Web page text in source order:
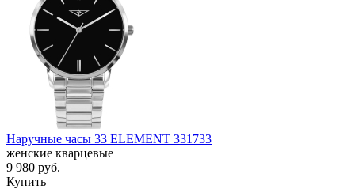
Наручные часы 33 ELEMENT 331733
женские кварцевые
9 980 руб.
Купить